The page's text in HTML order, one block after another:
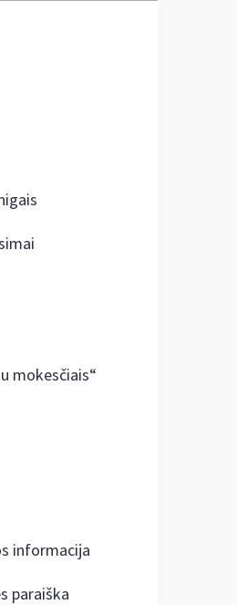
mokesčiais“
informacija
paraiška